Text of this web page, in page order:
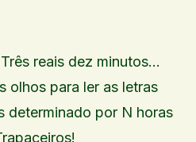
reais dez minutos…
olhos para ler as letras
determinado por N horas